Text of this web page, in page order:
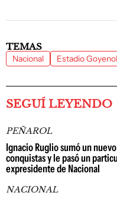
TEMAS
Nacional Estadio
SEGUÍ LEYENDO
PEÑAROL
Ignacio Ruglio sumó un
conquistas y le pasó un
expresidente de Nacional
NACIONAL